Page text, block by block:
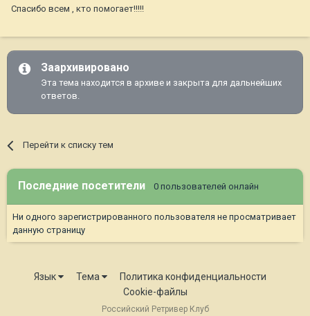
Спасибо всем , кто помогает!!!!!
Заархивировано
Эта тема находится в архиве и закрыта для дальнейших
ответов.
Перейти к списку тем
Последние посетители 0 пользователей онлайн
Ни одного зарегистрированного пользователя не просматривает
данную страницу
Язык Тема
Политика конфиденциальности
Cookie-файлы
Российский Ретривер Клуб